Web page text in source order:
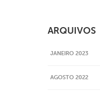
ARQUIVOS
JANEIRO 2023
AGOSTO 2022